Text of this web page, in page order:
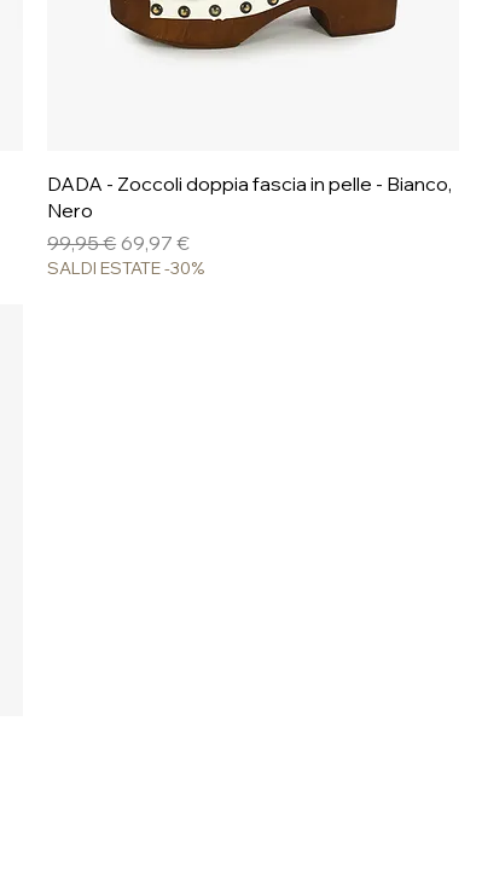
Vista rapida
DADA - Zoccoli doppia fascia in pelle - Bianco,
Nero
Prezzo regolare
99,95 € Prezzo scontato
69,97 €
SALDI ESTATE -30%